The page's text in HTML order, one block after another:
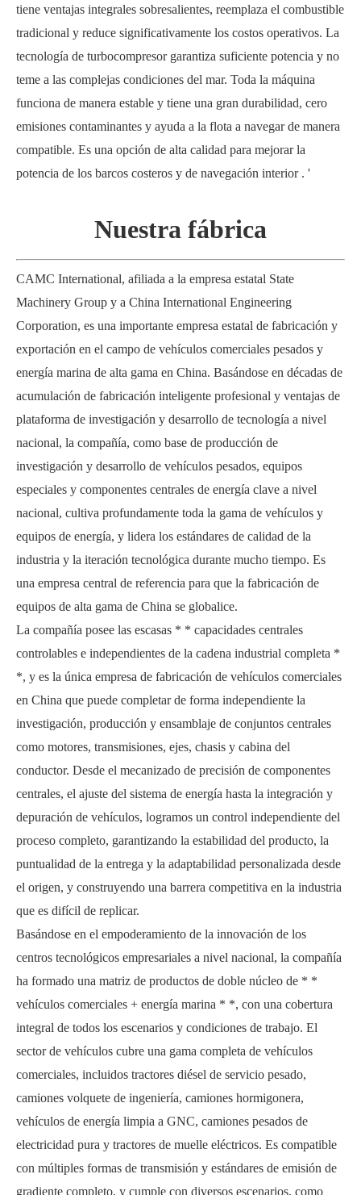
tiene ventajas integrales sobresalientes, reemplaza el combustible
tradicional y reduce significativamente los costos operativos. La
tecnología de turbocompresor garantiza suficiente potencia y no
teme a las complejas condiciones del mar. Toda la máquina
funciona de manera estable y tiene una gran durabilidad, cero
emisiones contaminantes y ayuda a la flota a navegar de manera
compatible. Es una opción de alta calidad para mejorar la
potencia de los barcos costeros y de navegación interior . '
Nuestra fábrica
CAMC International, afiliada a la empresa estatal State
Machinery Group y a China International Engineering
Corporation, es una importante empresa estatal de fabricación y
exportación en el campo de vehículos comerciales pesados ​​y
energía marina de alta gama en China. Basándose en décadas de
acumulación de fabricación inteligente profesional y ventajas de
plataforma de investigación y desarrollo de tecnología a nivel
nacional, la compañía, como base de producción de
investigación y desarrollo de vehículos pesados, equipos
especiales y componentes centrales de energía clave a nivel
nacional, cultiva profundamente toda la gama de vehículos y
equipos de energía, y lidera los estándares de calidad de la
industria y la iteración tecnológica durante mucho tiempo. Es
una empresa central de referencia para que la fabricación de
equipos de alta gama de China se globalice.
La compañía posee las escasas * * capacidades centrales
controlables e independientes de la cadena industrial completa *
*, y es la única empresa de fabricación de vehículos comerciales
en China que puede completar de forma independiente la
investigación, producción y ensamblaje de conjuntos centrales
como motores, transmisiones, ejes, chasis y cabina del
conductor. Desde el mecanizado de precisión de componentes
centrales, el ajuste del sistema de energía hasta la integración y
depuración de vehículos, logramos un control independiente del
proceso completo, garantizando la estabilidad del producto, la
puntualidad de la entrega y la adaptabilidad personalizada desde
el origen, y construyendo una barrera competitiva en la industria
que es difícil de replicar.
Basándose en el empoderamiento de la innovación de los
centros tecnológicos empresariales a nivel nacional, la compañía
ha formado una matriz de productos de doble núcleo de * *
vehículos comerciales + energía marina * *, con una cobertura
integral de todos los escenarios y condiciones de trabajo. El
sector de vehículos cubre una gama completa de vehículos
comerciales, incluidos tractores diésel de servicio pesado,
camiones volquete de ingeniería, camiones hormigonera,
vehículos de energía limpia a GNC, camiones pesados ​​de
electricidad pura y tractores de muelle eléctricos. Es compatible
con múltiples formas de transmisión y estándares de emisión de
gradiente completo, y cumple con diversos escenarios, como